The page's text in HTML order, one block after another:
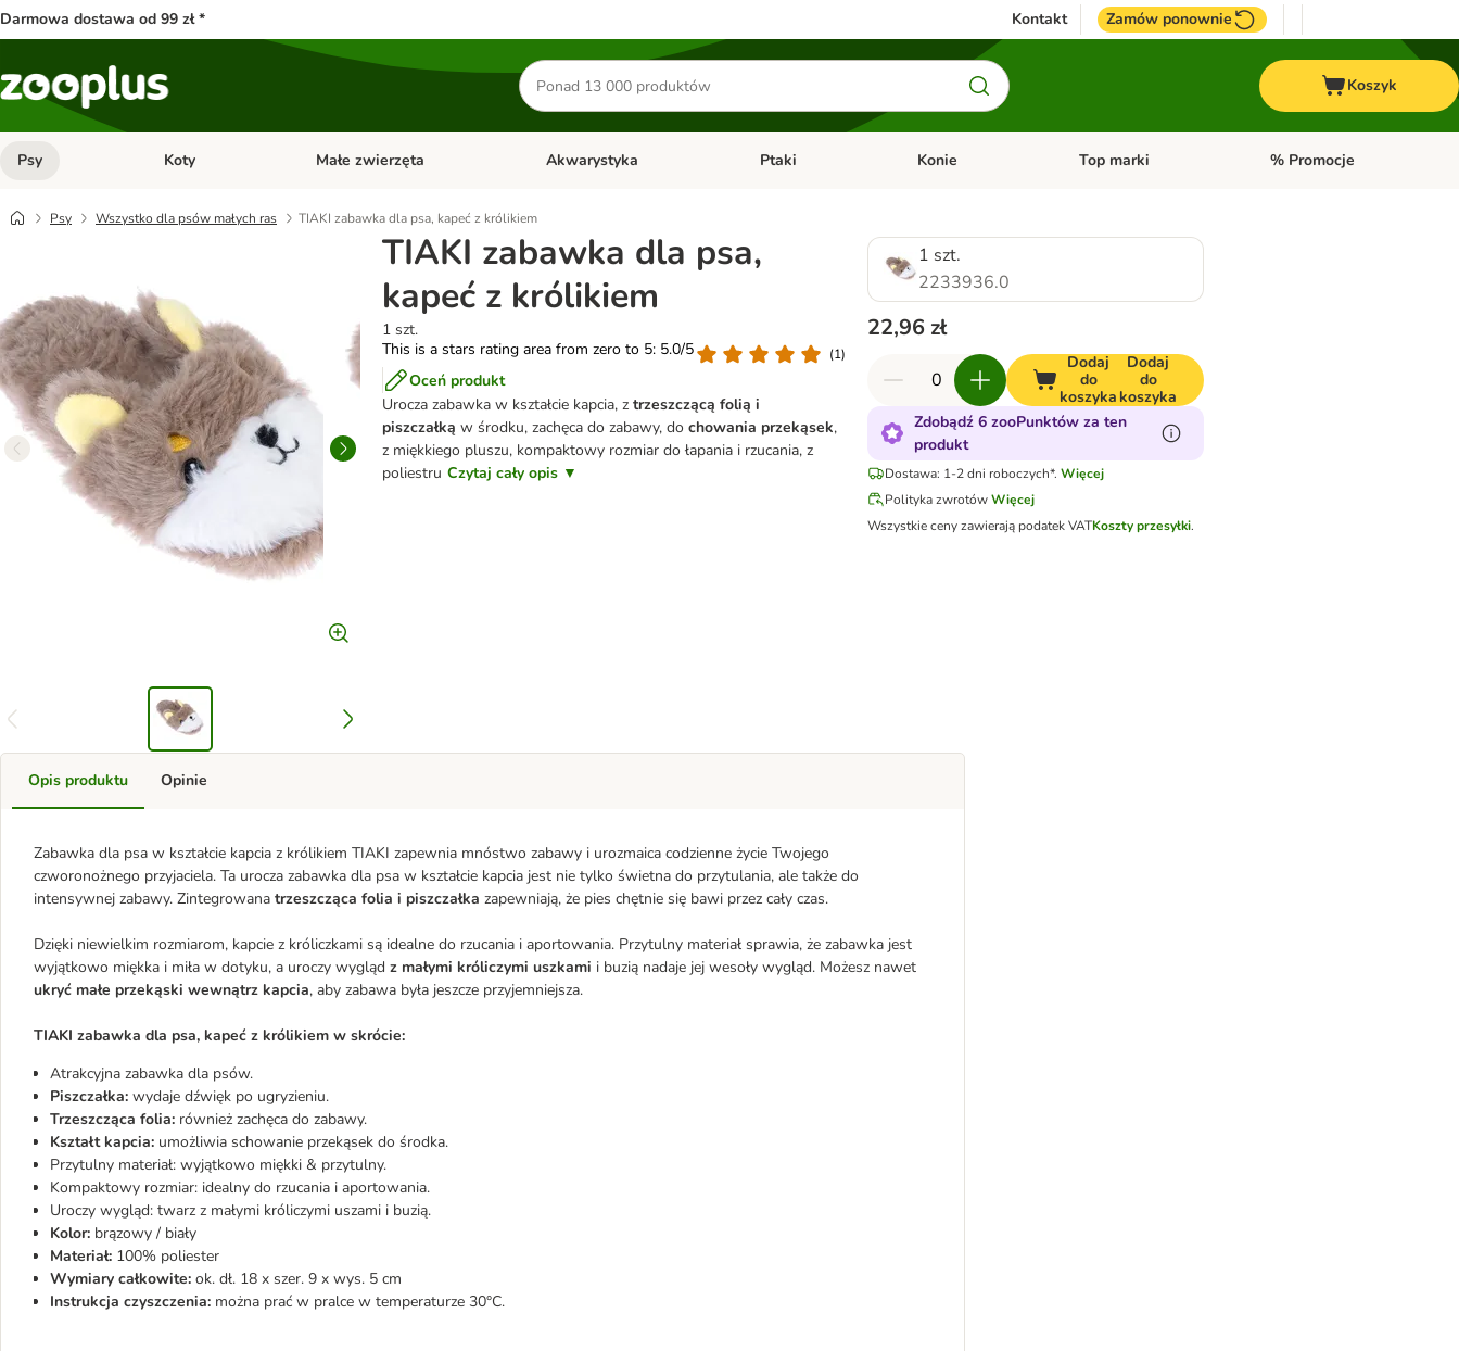
Darmowa dostawa od 99 zł * Kontakt Zamów ponownie
Szukaj
produktów
Koszyk
Psy Otwórz menu kategorii: Psy
Koty Otwórz menu kategorii: Koty
Małe zwierzęta Otwórz menu kategorii: Małe zwierzęta
Akwarystyka Otwórz menu kategorii: Akwarystyka
Ptaki Otwórz menu kategorii: Ptaki
Konie Otwórz menu kategorii: Konie
Top marki Otwórz menu kategorii: Top
% Promocje
Psy Wszystko dla psów małych ras TIAKI zabawka dla psa, kapeć z królikiem
TIAKI zabawka dla psa,
kapeć z królikiem
1 szt.
This is a stars rating area from zero to 5: 5.0/5
(1)
Oceń produkt
Urocza zabawka w kształcie kapcia, ztrzeszczącą folią i
piszczałką w środku, zachęca do zabawy, dochowania przekąsek,
z miękkiego pluszu, kompaktowy rozmiar do łapania i rzucania, z
poliestru Czytaj cały opis ▼
1 szt.
2233936.0
22,96 zł
Dodaj
do
koszyka
Dodaj
do
koszyka
Zdobądź 6 zooPunktów za ten
produkt
Dostawa: 1-2 dni roboczych*. Więcej
Polityka zwrotówWięcej
Wszystkie ceny zawierają podatek VATKoszty przesyłki.
Opis produktu
Zabawka dla psa w kształcie kapcia z królikiem TIAKI zapewnia mnóstwo zabawy i urozmaica codzienne życie Twojego
czworonożnego przyjaciela. Ta urocza zabawka dla psa w kształcie kapcia jest nie tylko świetna do przytulania, ale także do
intensywnej zabawy. Zintegrowana trzeszcząca folia i piszczałka zapewniają, że pies chętnie się bawi przez cały czas.
Dzięki niewielkim rozmiarom, kapcie z króliczkami są idealne do rzucania i aportowania. Przytulny materiał sprawia, że zabawka jest
wyjątkowo miękka i miła w dotyku, a uroczy wygląd z małymi króliczymi uszkami i buzią nadaje jej wesoły wygląd. Możesz nawet
ukryć małe przekąski wewnątrz kapcia, aby zabawa była jeszcze przyjemniejsza.
TIAKI zabawka dla psa, kapeć z królikiem w skrócie:
Atrakcyjna zabawka dla psów.
Piszczałka: wydaje dźwięk po ugryzieniu.
Trzeszcząca folia: również zachęca do zabawy.
Kształt kapcia: umożliwia schowanie przekąsek do środka.
Przytulny materiał: wyjątkowo miękki & przytulny.
Kompaktowy rozmiar: idealny do rzucania i aportowania.
Uroczy wygląd: twarz z małymi króliczymi uszami i buzią.
Kolor: brązowy / biały
Materiał: 100% poliester
Wymiary całkowite: ok. dł. 18 x szer. 9 x wys. 5 cm
Instrukcja czyszczenia: można prać w pralce w temperaturze 30°C.
Opinie